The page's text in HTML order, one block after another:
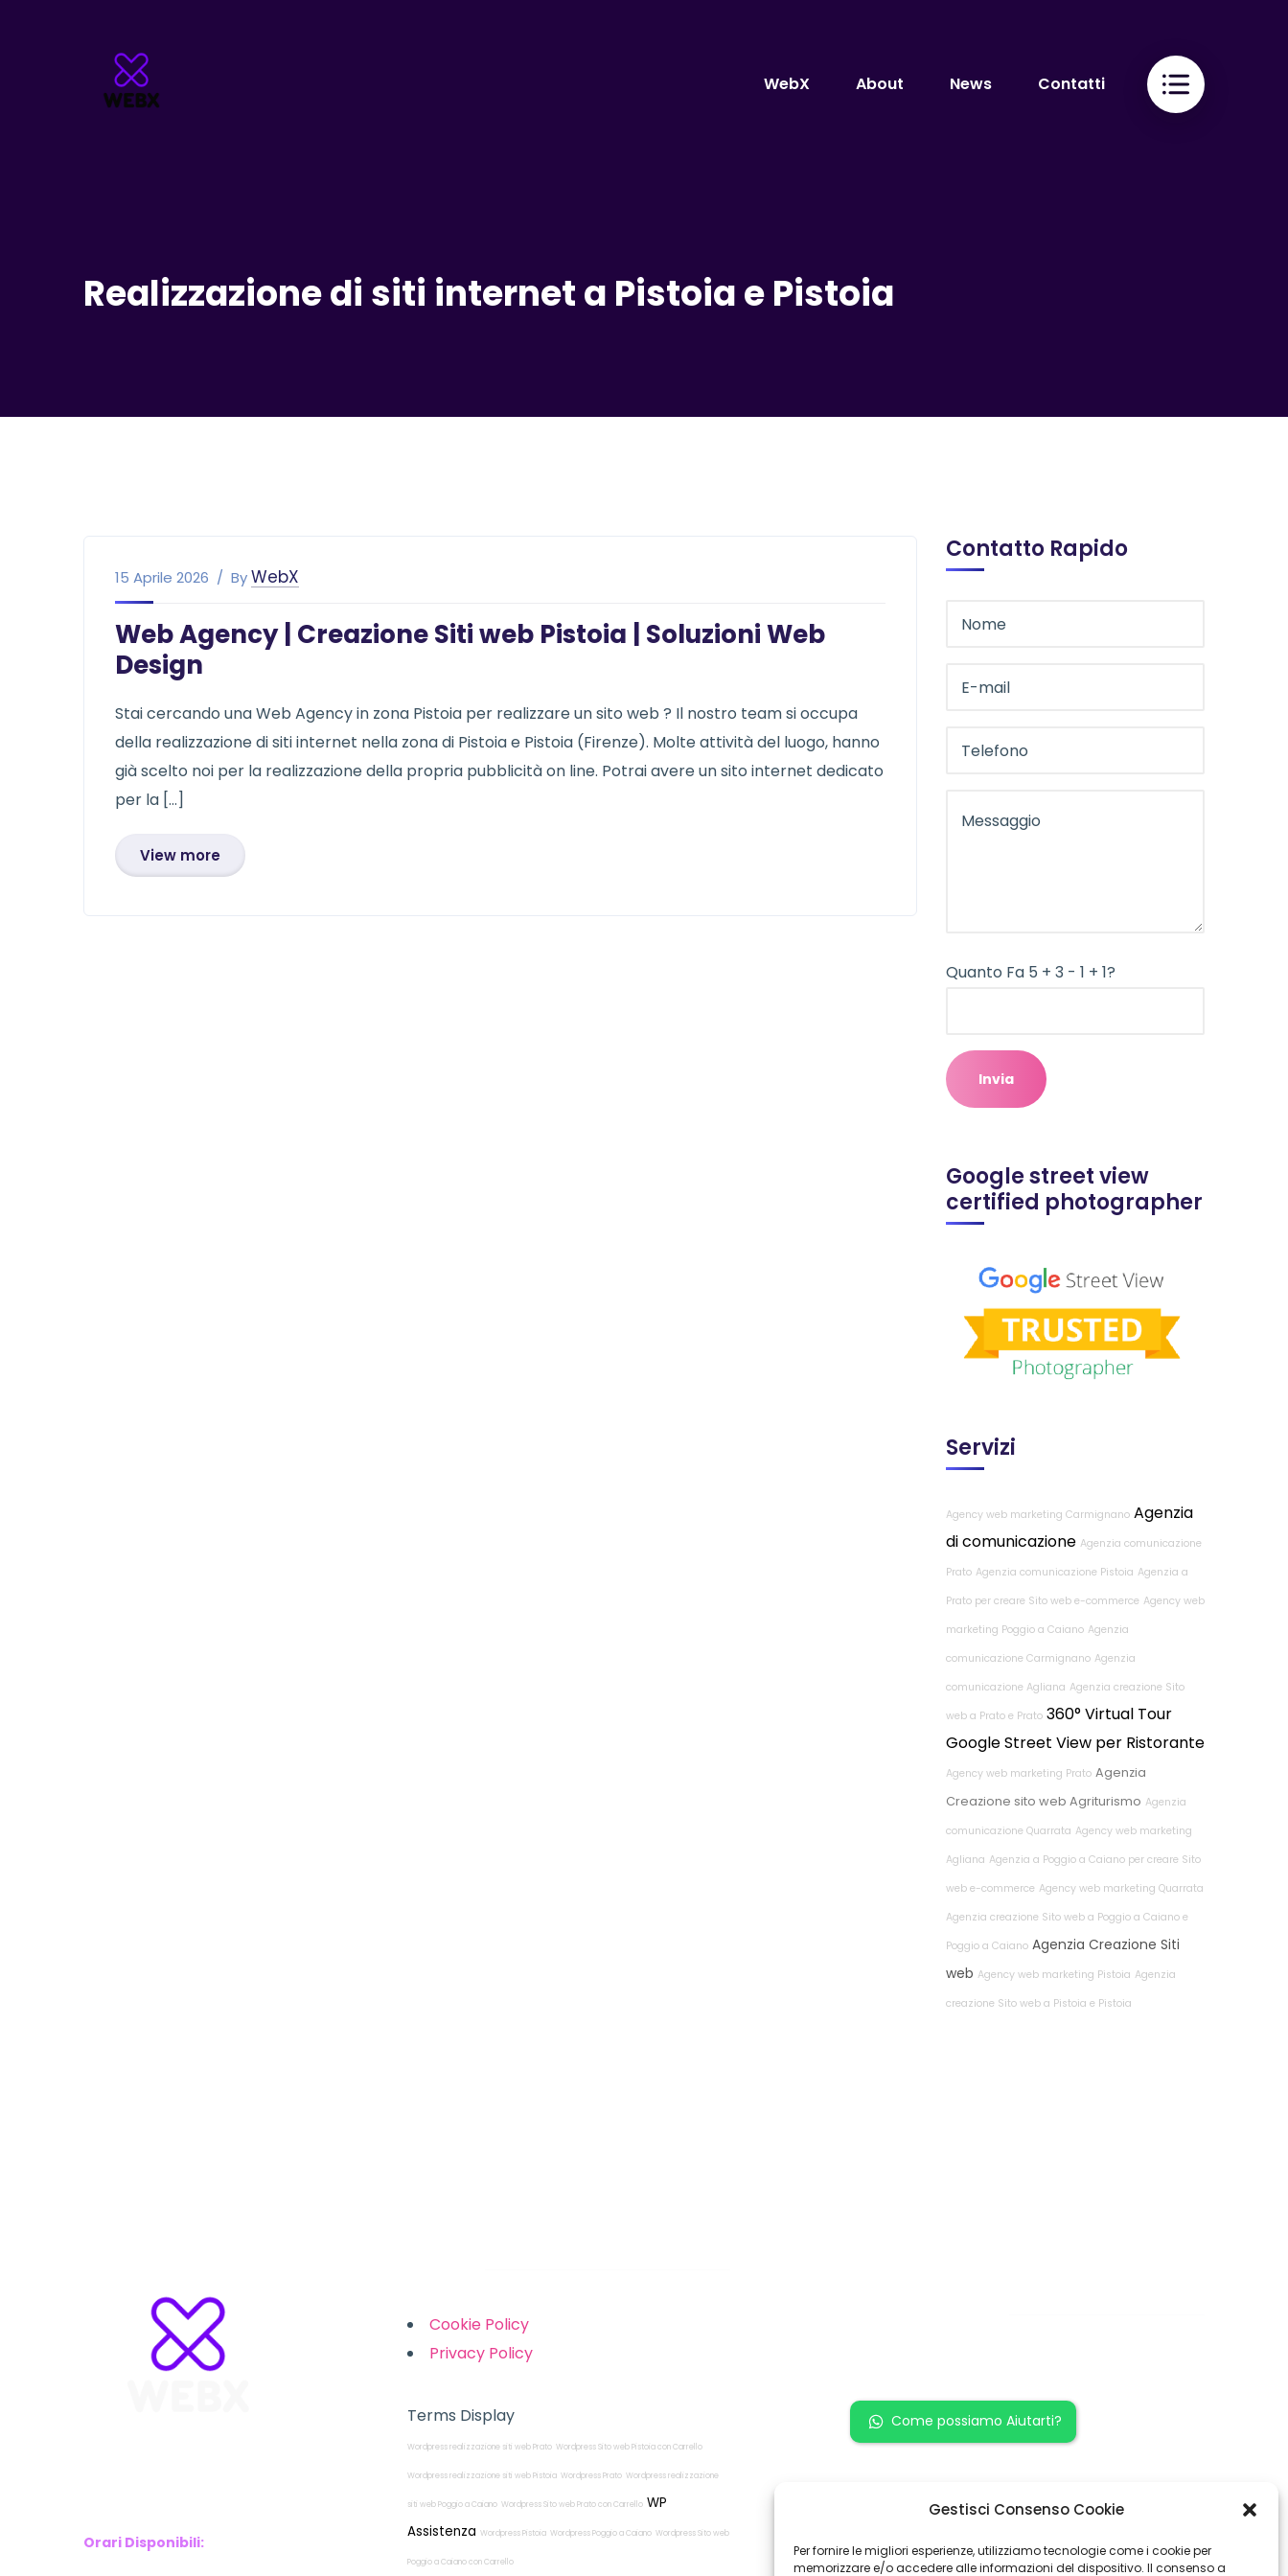
Gestisci Consenso Cookie
Per fornire le migliori esperienze, utilizziamo tecnologie come i cookie per
memorizzare e/o accedere alle informazioni del dispositivo. Il consenso a
WebX About News Contatti
Realizzazione di siti internet a Pistoia e Pistoia
15 Aprile 2026 ByWebX
Web Agency | Creazione Siti web Pistoia | Soluzioni Web
Design
Stai cercando una Web Agency in zona Pistoia per realizzare un sito web ? Il nostro team si occupa
della realizzazione di siti internet nella zona di Pistoia e Pistoia (Firenze). Molte attività del luogo, hanno
già scelto noi per la realizzazione della propria pubblicità on line. Potrai avere un sito internet dedicato
per la […]
View more
Contatto Rapido
Quanto Fa 5 + 3 - 1 + 1?
Google street view
certified photographer
Servizi
Agency web marketing Carmignano Agenzia
di comunicazione Agenzia comunicazione
Prato Agenzia comunicazione Pistoia Agenzia a
Prato per creare Sito web e-commerce Agency web
marketing Poggio a Caiano Agenzia
comunicazione Carmignano Agenzia
comunicazione Agliana Agenzia creazione Sito
web a Prato e Prato 360° Virtual Tour
Google Street View per Ristorante
Agency web marketing Prato Agenzia
Creazione sito web Agriturismo Agenzia
comunicazione Quarrata Agency web marketing
Agliana Agenzia a Poggio a Caiano per creare Sito
web e-commerce Agency web marketing Quarrata
Agenzia creazione Sito web a Poggio a Caiano e
Poggio a Caiano Agenzia Creazione Siti
web Agency web marketing Pistoia Agenzia
creazione Sito web a Pistoia e Pistoia
Orari Disponibili:
Cookie Policy
Privacy Policy
Terms Display
Wordpress realizzazione siti web Prato Wordpress Sito web Pistoia con Carrello
Wordpress realizzazione siti web Pistoia Wordpress Prato Wordpress realizzazione
siti web Poggio a Caiano Wordpress Sito web Prato con Carrello WP
Assistenza Wordpress Pistoia Wordpress Poggio a Caiano Wordpress Sito web
Poggio a Caiano con Carrello
Come possiamo Aiutarti?